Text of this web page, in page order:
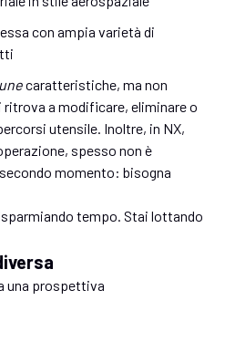
con ampia varietà di
caratteristiche, ma non
a modificare, eliminare o
utensile. Inoltre, in NX,
spesso non è
momento: bisogna
tempo. Stai lottando
una prospettiva